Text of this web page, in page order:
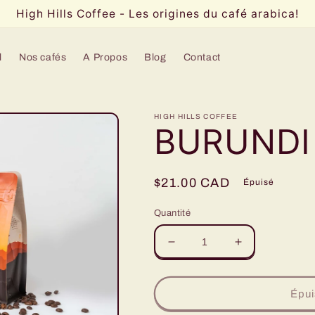
High Hills Coffee - Les origines du café arabica!
Nos cafés A Propos Blog Contact
HIGH HILLS COFFEE
BURUNDI
Prix
$21.00 CAD Épuisé
Quantité
Réduire
la
quantité
BURUNDI
Augmenter
la
quantité
BURUNDI